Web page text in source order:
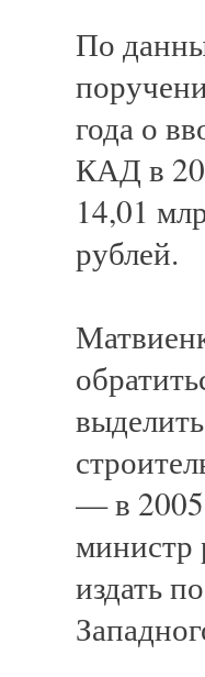
По
года о
КАД в
14,01
рублей.
— в 2005
министр
издать